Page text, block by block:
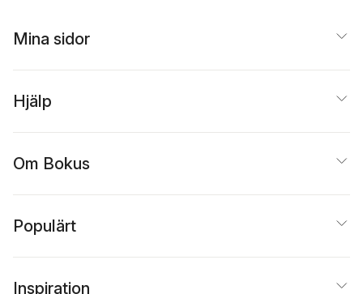
Mina sidor
Hjälp
Om Bokus
Populärt
Inspiration